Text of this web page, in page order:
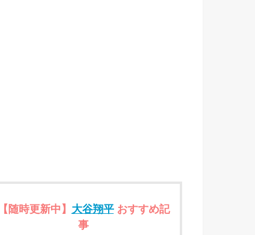
【随時更新中】 大谷翔平おすすめ記
事